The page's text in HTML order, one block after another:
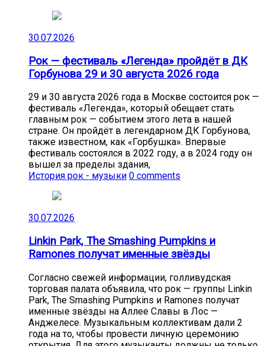
30.07.2026
Рок — фестиваль «Легенда» пройдёт в ДК
Горбунова 29 и 30 августа 2026 года
29 и 30 августа 2026 года в Москве состоится рок —
фестиваль «Легенда», который обещает стать
главным рок — событием этого лета в нашей
стране. Он пройдёт в легендарном ДК Горбунова,
также известном, как «Горбушка». Впервые
фестиваль состоялся в 2022 году, а в 2024 году он
вышел за пределы здания,
История рок - музыки 0 comments
30.07.2026
Linkin Park, The Smashing Pumpkins и
Ramones получат именные звёзды
Согласно свежей информации, голливудская
торговая палата объявила, что рок — группы Linkin
Park, The Smashing Pumpkins и Ramones получат
именные звёзды на Аллее Славы в Лос —
Анджелесе. Музыкальным коллективам дали 2
года на то, чтобы провести личную церемонию